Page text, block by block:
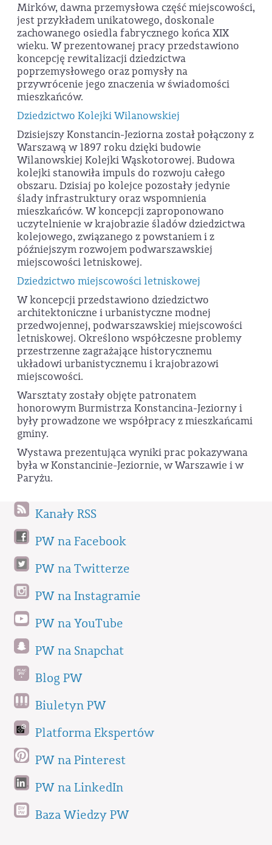
Mirków, dawna przemysłowa część miejscowości,
jest przykładem unikatowego, doskonale
zachowanego osiedla fabrycznego końca XIX
wieku. W prezentowanej pracy przedstawiono
koncepcję rewitalizacji dziedzictwa
poprzemysłowego oraz pomysły na
przywrócenie jego znaczenia w świadomości
mieszkańców.
Dziedzictwo Kolejki Wilanowskiej
Dzisiejszy Konstancin-Jeziorna został połączony z
Warszawą w 1897 roku dzięki budowie
Wilanowskiej Kolejki Wąskotorowej. Budowa
kolejki stanowiła impuls do rozwoju całego
obszaru. Dzisiaj po kolejce pozostały jedynie
ślady infrastruktury oraz wspomnienia
mieszkańców. W koncepcji zaproponowano
uczytelnienie w krajobrazie śladów dziedzictwa
kolejowego, związanego z powstaniem i z
późniejszym rozwojem podwarszawskiej
miejscowości letniskowej.
Dziedzictwo miejscowości letniskowej
W koncepcji przedstawiono dziedzictwo
architektoniczne i urbanistyczne modnej
przedwojennej, podwarszawskiej miejscowości
letniskowej. Określono współczesne problemy
przestrzenne zagrażające historycznemu
układowi urbanistycznemu i krajobrazowi
miejscowości.
Warsztaty zostały objęte patronatem
honorowym Burmistrza Konstancina-Jeziorny i
były prowadzone we współpracy z mieszkańcami
gminy.
Wystawa prezentująca wyniki prac pokazywana
była w Konstancinie-Jeziornie, w Warszawie i w
Paryżu.
Kanały RSS
PW na Facebook
PW na Twitterze
PW na Instagramie
PW na YouTube
PW na Snapchat
Blog PW
Biuletyn PW
Platforma Ekspertów
PW na Pinterest
PW na LinkedIn
Baza Wiedzy PW